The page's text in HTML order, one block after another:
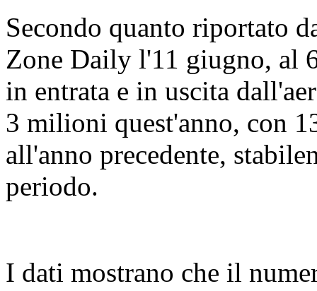
Secondo quanto riportato
Zone Daily l'11 giugno, al
in entrata e in uscita
3 milioni quest'anno, con
all'anno precedente,
periodo.
I dati mostrano che il